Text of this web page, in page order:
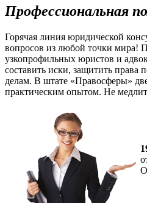
Профессиональная
Горячая линия юридической
вопросов из любой точки мира!
узкопрофильных юристов и
составить иски, защитить права
делам. В штате «Правосферы»
практическим опытом. Не